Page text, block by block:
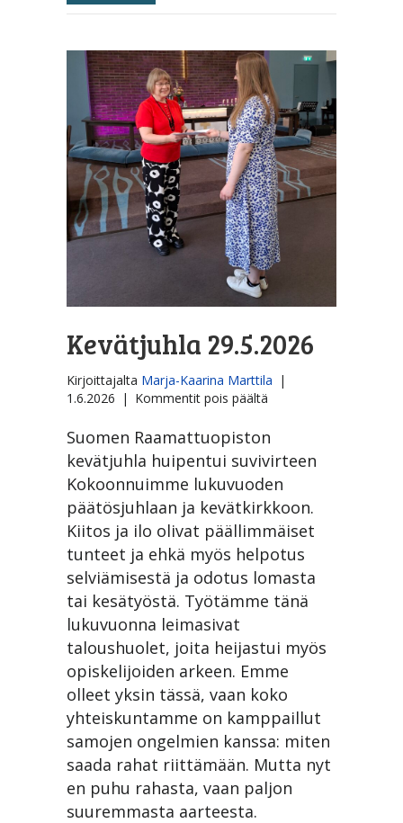
Kevätjuhla 29.5.2026
Kirjoittajalta Marja-Kaarina Marttila |
1.6.2026 | Kommentit pois päältä
29.5.2026
Suomen Raamattuopiston
kevätjuhla huipentui suvivirteen
Kokoonnuimme lukuvuoden
päätösjuhlaan ja kevätkirkkoon.
Kiitos ja ilo olivat päällimmäiset
tunteet ja ehkä myös helpotus
selviämisestä ja odotus lomasta
tai kesätyöstä. Työtämme tänä
lukuvuonna leimasivat
taloushuolet, joita heijastui myös
opiskelijoiden arkeen. Emme
olleet yksin tässä, vaan koko
yhteiskuntamme on kamppaillut
samojen ongelmien kanssa: miten
saada rahat riittämään. Mutta nyt
en puhu rahasta, vaan paljon
suuremmasta aarteesta.